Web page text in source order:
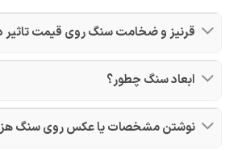
قرنیز و ضخامت سنگ روی قیمت تاثیر
ابعاد سنگ چطور؟
نوشتن مشخصات یا عکس روی سنگ